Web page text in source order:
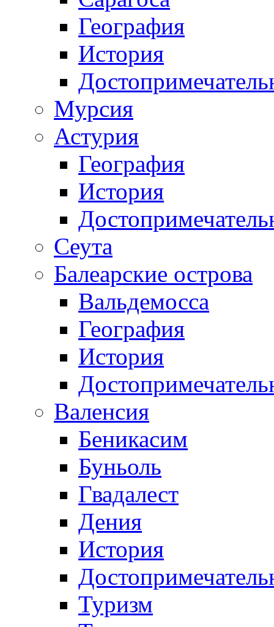
География
История
Мурсия
Астурия
География
История
Сеута
Балеарские острова
Вальдемосса
География
История
Валенсия
Беникасим
Буньоль
Гвадалест
Дения
История
Туризм